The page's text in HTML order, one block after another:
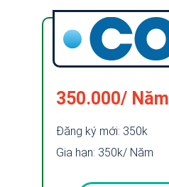
350.000/ Năm
Đăng ký mới: 350k
Gia hạn: 350k/ Năm